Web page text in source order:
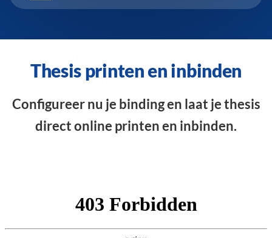
Thesis printen en inbinden
Configureer nu je binding en laat je thesis
direct online printen en inbinden.